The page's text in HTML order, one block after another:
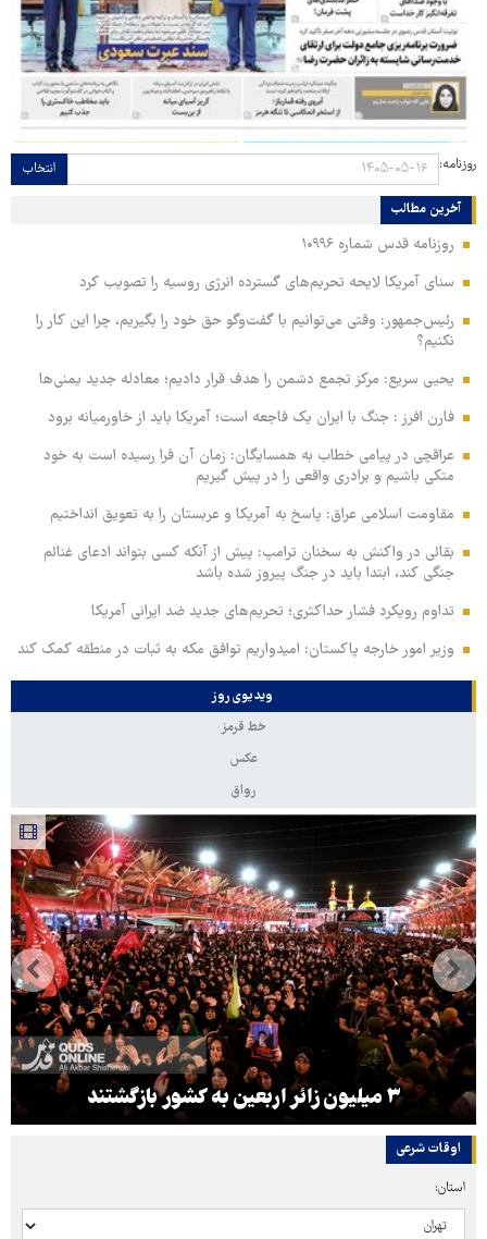
روزنامه: انتخاب
آخرین مطالب
روزنامه قدس شماره ۱۰۹۹۶
سنای آمریکا لایحه تحریم‌های گسترده انرژی روسیه را تصویب کرد
رئیس‌جمهور: وقتی می‌توانیم با گفت‌وگو حق خود را بگیریم، چرا این کار را
نکنیم؟
یحیی سریع: مرکز تجمع دشمن را هدف قرار دادیم؛ معادله جدید یمنی‌ها
فارن افرز : جنگ با ایران یک فاجعه است؛ آمریکا باید از خاورمیانه برود
عراقچی در پیامی خطاب به همسایگان: زمان آن فرا رسیده است به خود
متکی باشیم و برادری واقعی را در پیش گیریم
مقاومت اسلامی عراق: پاسخ به آمریکا و عربستان را به تعویق انداختیم
بقائی در واکنش به سخنان ترامپ: پیش از آنکه کسی بتواند ادعای غنائم
جنگی کند، ابتدا باید در جنگ پیروز شده باشد
تداوم رویکرد فشار حداکثری؛ تحریم‌های جدید ضد ایرانی آمریکا
وزیر امور خارجه پاکستان: امیدواریم توافق مکه به ثبات در منطقه کمک کند
ویدیوی روز
خط قرمز
عکس
رواق
۳ میلیون زائر اربعین به کشور بازگشتند
اوقات شرعی
استان: